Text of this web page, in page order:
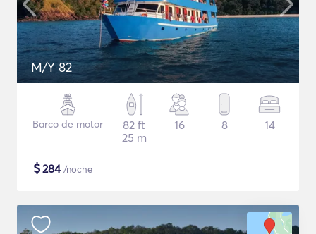
M/Y 82
Barco de motor
82 ft
25 m
16 8 14
$284/noche